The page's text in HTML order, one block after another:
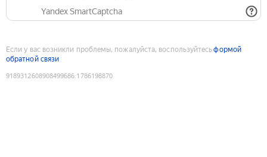
Yandex SmartCaptcha
Если у вас возникли проблемы, пожалуйста, воспользуйтесьформой
обратной связи
9189312608908499686:1786198870